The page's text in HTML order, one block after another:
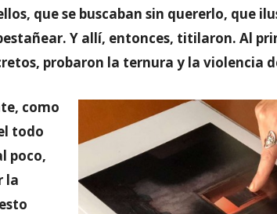
que se buscaban sin quererlo, que
Y allí, entonces, titilaron. Al
probaron la ternura y la violencia
como
todo
poco,
la